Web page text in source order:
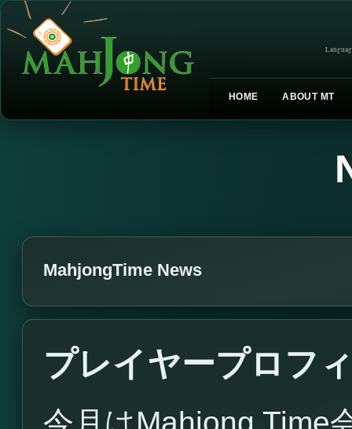
HOME ABOUT MT
MahjongTime News
プレイヤープロフ